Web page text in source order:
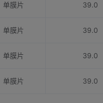
单膜片 39.0
单膜片 39.0
单膜片 39.0
单膜片 39.0